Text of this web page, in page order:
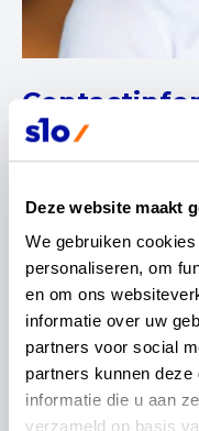
Deze website maakt
We gebruiken
personaliseren, om
en om ons
informatie over uw
partners voor social
partners kunnen
informatie die u aan
verzameld op basis
Roos Koenders
Mijn naam is Roos
Al jaren geef ik